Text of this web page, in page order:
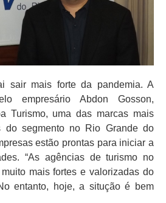
sair mais forte da pandemia. A
empresário Abdon Gosson,
Turismo, uma das marcas mais
do segmento no Rio Grande do
estão prontas para iniciar a
“As agências de turismo no
mais fortes e valorizadas do
entanto, hoje, a situção é bem